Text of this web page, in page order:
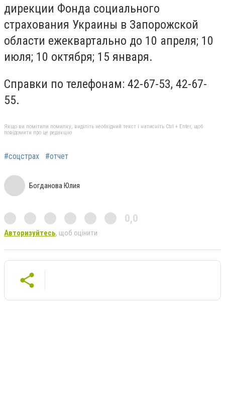
дирекции Фонда социального
страхования Украины в Запорожской
области ежеквартально до 10 апреля; 10
июля; 10 октября; 15 января.
Справки по телефонам: 42-67-53, 42-67-
55.
Якщо ви помітили помилку, виділіть необхідний текст і натисніть Ctrl + Enter, щоб
повідомити про це редакцію
#соцстрах #отчет
Богданова Юлия
0,0
Авторизуйтесь, щоб оцінити